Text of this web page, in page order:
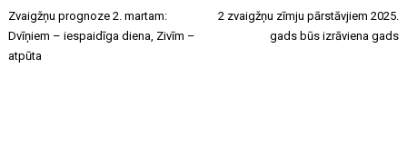
Zvaigžņu prognoze 2. martam:
Dvīņiem – iespaidīga diena, Zivīm –
atpūta
2 zvaigžņu zīmju pārstāvjiem 2025.
gads būs izrāviena gads